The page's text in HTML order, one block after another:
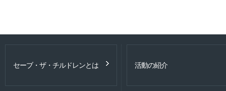
セーブ・ザ・チルドレンとは 活動の紹介